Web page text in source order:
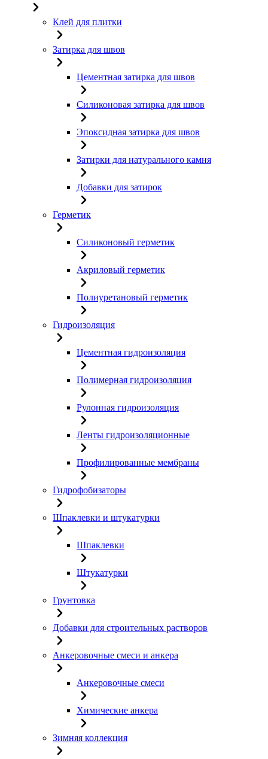
Клей для плитки
Затирка для швов
Цементная затирка для швов
Силиконовая затирка для швов
Эпоксидная затирка для швов
Затирки для натурального камня
Добавки для затирок
Герметик
Силиконовый герметик
Акриловый герметик
Полиуретановый герметик
Гидроизоляция
Цементная гидроизоляция
Полимерная гидроизоляция
Рулонная гидроизоляция
Ленты гидроизоляционные
Профилированные мембраны
Гидрофобизаторы
Шпаклевки и штукатурки
Шпаклевки
Штукатурки
Грунтовка
Добавки для строительных растворов
Анкеровочные смеси и анкера
Анкеровочные смеси
Химические анкера
Зимняя коллекция